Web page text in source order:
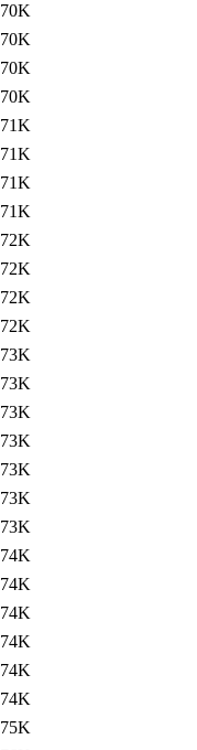
70K
70K
70K
70K
71K
71K
71K
71K
72K
72K
72K
72K
73K
73K
73K
73K
73K
73K
73K
74K
74K
74K
74K
74K
74K
75K